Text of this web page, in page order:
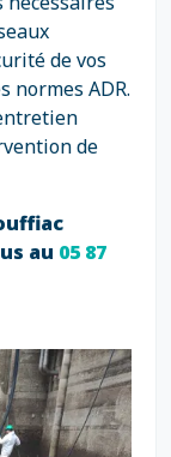
de vos
normes ADR.
de
au 05 87